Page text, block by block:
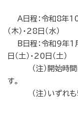
A日程：令和8年10月
（木）・28日（水）
B日程：令和9年1月
日（土）・20日（土）
（注）開始時間は
す。
（注）いずれも5